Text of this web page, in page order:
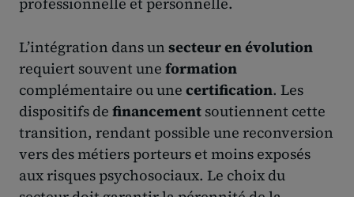
L’intégration dans un secteur en évolution
requiert souvent une formation
complémentaire ou une certification. Les
dispositifs de financement soutiennent cette
transition, rendant possible une reconversion
vers des métiers porteurs et moins exposés
aux risques psychosociaux. Le choix du